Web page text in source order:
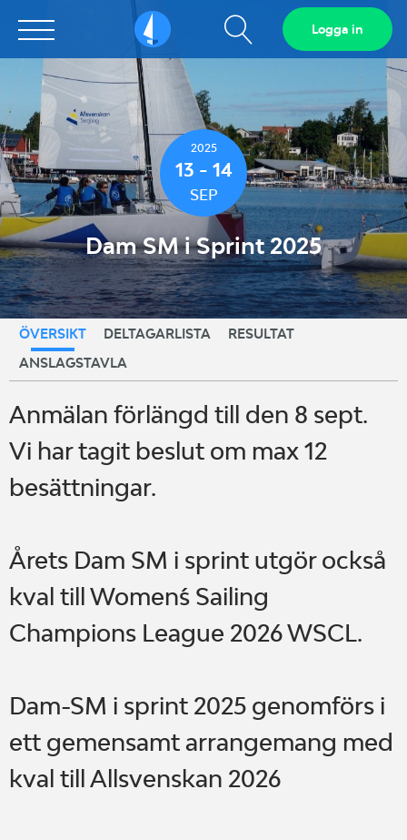
Sailarena Visa
sökfält
Logga in
2025
13 - 14
SEP
Dam SM i Sprint 2025
ÖVERSIKT DELTAGARLISTA
RESULTAT
ANSLAGSTAVLA
Anmälan förlängd till den 8 sept.
Vi har tagit beslut om max 12
besättningar.
Årets Dam SM i sprint utgör också
kval till Women´´s Sailing
Champions League 2026 WSCL.
Dam-SM i sprint 2025 genomförs i
ett gemensamt arrangemang med
kval till Allsvenskan 2026